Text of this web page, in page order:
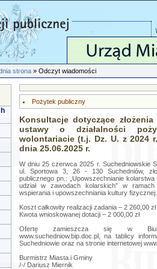
strona» Odczyt wiadomości
Pożytek publiczny
Konsultacje dotyczące
ustawy o działalności
wolontariacie (t.j. Dz. U. z 2024
dnia 25.06.2025 r.
W dniu 25 czerwca 2025 r. Suchedniowskie
ul. Sportowa 3, 26 - 130 Suchedniów,
publicznego pn.: „Upowszechnianie
udział w zawodach kolarskich” w
wspierania i upowszechniania kultury fizycznej.
Koszt całkowity realizacji zadania – 2 260,00 zł
Kwota wnioskowanej dotacji – 2 000,00 zł
Ofertę zamieszcza się w
www.suchedniow.bip.doc.pl, na tablicy
Suchedniowie oraz na stronie internetowej
Burmistrz Miasta i Gminy
/-/ Dariusz Miernik